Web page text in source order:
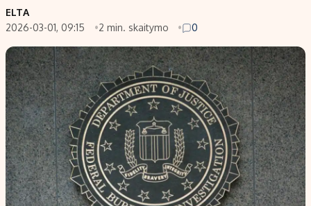
Investavimas
Akcijų rinka
Saulės elektrinės
Kriptovaliutos
Infliacija
Migracija
Nedarbo
Indėliai
Indėlių
Būsto
Įdomios
ELTA
2026-03-01, 09:15
2 min. skaitymo 0